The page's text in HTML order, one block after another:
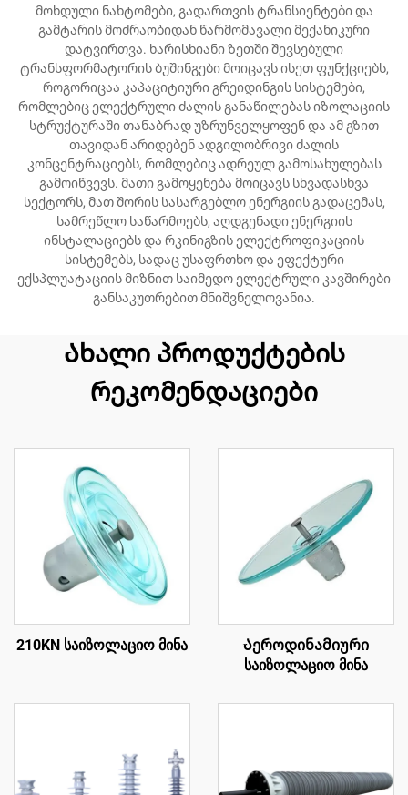
მოხდული ნახტომები, გადართვის ტრანსიენტები და
გამტარის მოძრაობიდან წარმომავალი მექანიკური
დატვირთვა. ხარისხიანი ზეთში შევსებული
ტრანსფორმატორის ბუშინგები მოიცავს ისეთ ფუნქციებს,
როგორიცაა კაპაციტიური გრეიდინგის სისტემები,
რომლებიც ელექტრული ძალის განაწილებას იზოლაციის
სტრუქტურაში თანაბრად უზრუნველყოფენ და ამ გზით
თავიდან არიდებენ ადგილობრივი ძალის
კონცენტრაციებს, რომლებიც ადრეულ გამოსახულებას
გამოიწვევს. მათი გამოყენება მოიცავს სხვადასხვა
სექტორს, მათ შორის სასარგებლო ენერგიის გადაცემას,
სამრეწლო საწარმოებს, აღდგენადი ენერგიის
ინსტალაციებს და რკინიგზის ელექტროფიკაციის
სისტემებს, სადაც უსაფრთხო და ეფექტური
ექსპლუატაციის მიზნით საიმედო ელექტრული კავშირები
განსაკუთრებით მნიშვნელოვანია.
Ახალი პროდუქტების
რეკომენდაციები
210KN საიზოლაციო მინა
Აეროდინამიური
საიზოლაციო მინა